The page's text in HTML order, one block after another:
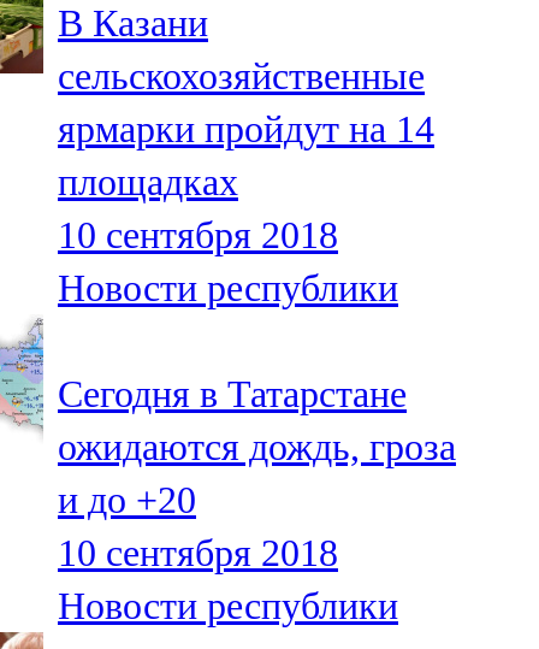
103,0 FM
Чүпрәле
91,0 FM
Шәмәрдән
102,3 FM
Яңа чишмә
Яр Чаллы
105,5 FM
В Казани
сельскохозяйственные
ярмарки пройдут на 14
площадках
10 сентября 2018
Новости республики
Сегодня в Татарстане
ожидаются дождь, гроза
и до +20
10 сентября 2018
Новости республики